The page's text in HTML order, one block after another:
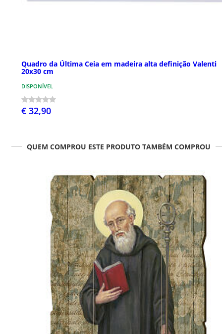
Quadro da Última Ceia em madeira alta definição Valenti
20x30 cm
DISPONÍVEL
€ 32,90
QUEM COMPROU ESTE PRODUTO TAMBÉM COMPROU